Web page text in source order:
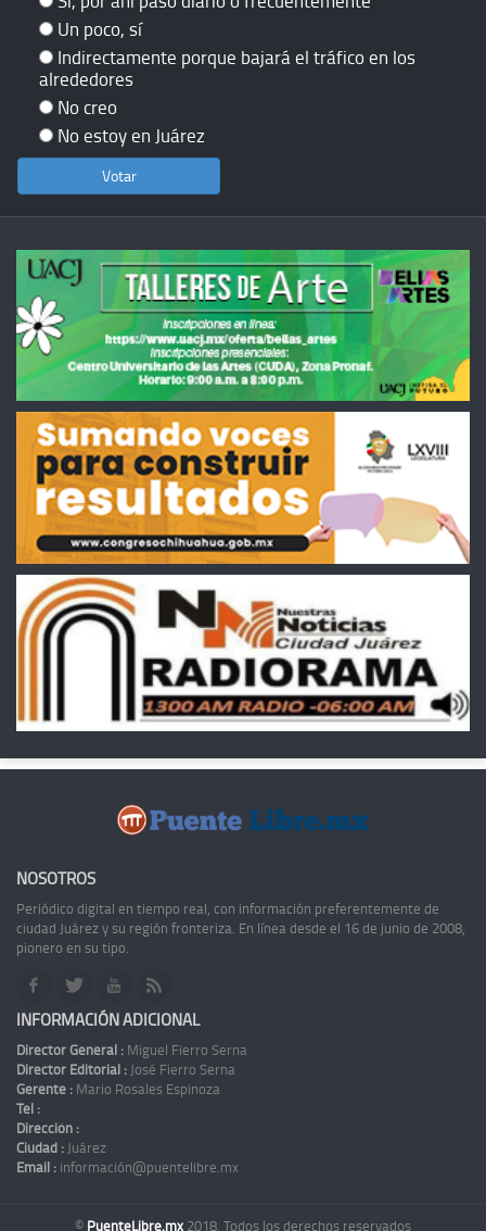
Un poco, sí
Indirectamente porque bajará el tráfico en los
alrededores
No creo
No estoy en Juárez
NOSOTROS
Periódico digital en tiempo real, con información preferentemente de
ciudad Juárez y su región fronteriza. En línea desde el 16 de junio de 2008,
pionero en su tipo.
INFORMACIÓN ADICIONAL
Director General : Miguel Fierro Serna
Director Editorial : José Fierro Serna
Gerente : Mario Rosales Espinoza
Tel :
Dirección :
Ciudad : Juárez
Email : información@puentelibre.mx
© PuenteLibre.mx 2018. Todos los derechos reservados